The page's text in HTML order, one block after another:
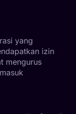
yang
izin
mengurus